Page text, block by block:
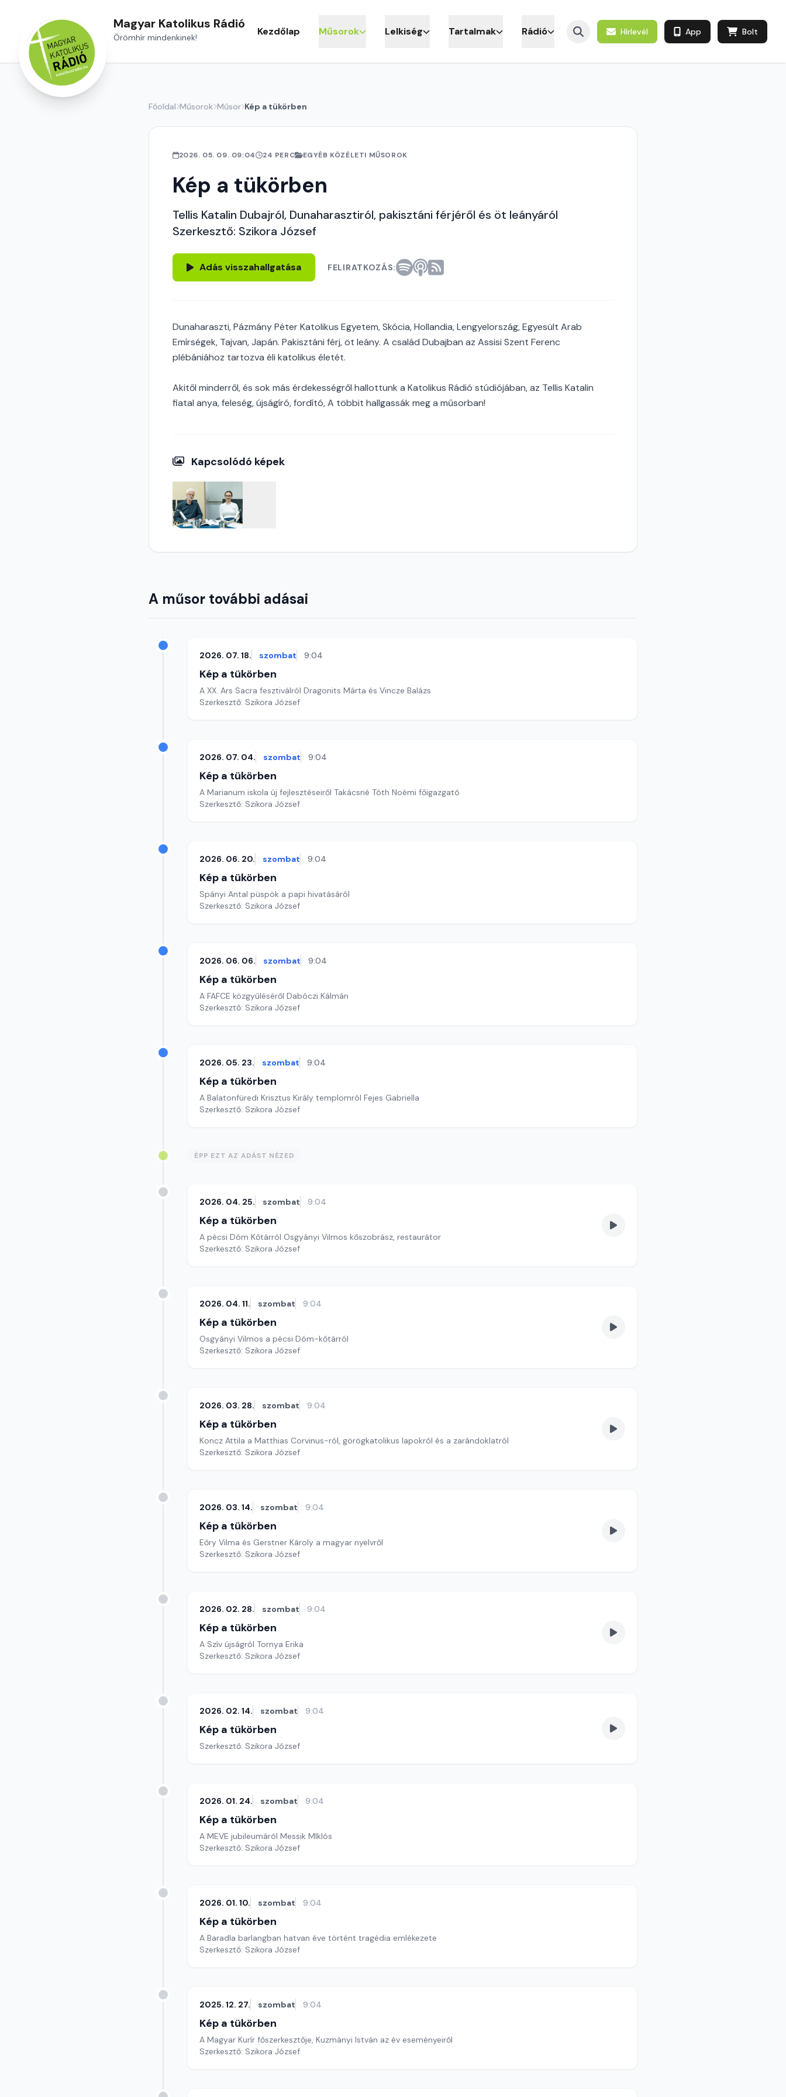
Magyar Katolikus Rádió
Örömhír mindenkinek! Kezdőlap Műsorok Lelkiség Tartalmak Rádió Hírlevél App Bolt
Főoldal Műsorok Műsor Kép a tükörben
2026. 05. 09. 09:04 24 PERC EGYÉB KÖZÉLETI MŰSOROK
Kép a tükörben
Tellis Katalin Dubajról, Dunaharasztiról, pakisztáni férjéről és öt leányáról
Szerkesztő: Szikora József
Adás visszahallgatása FELIRATKOZÁS:
Dunaharaszti, Pázmány Péter Katolikus Egyetem, Skócia, Hollandia, Lengyelország, Egyesült Arab
Emírségek, Tajvan, Japán. Pakisztáni férj, öt leány. A család Dubajban az Assisi Szent Ferenc
plébániához tartozva éli katolikus életét.
Akitől minderről, és sok más érdekességről hallottunk a Katolikus Rádió stúdiójában, az Tellis Katalin
fiatal anya, feleség, újságíró, fordító, A többit hallgassák meg a műsorban!
Kapcsolódó képek
A műsor további adásai
2026. 07. 18. szombat 9:04
Kép a tükörben
A XX. Ars Sacra fesztiválról Dragonits Márta és Vincze Balázs
Szerkesztő: Szikora József
2026. 07. 04. szombat 9:04
Kép a tükörben
A Marianum iskola új fejlesztéseiről Takácsné Tóth Noémi főigazgató
Szerkesztő: Szikora József
2026. 06. 20. szombat 9:04
Kép a tükörben
Spányi Antal püspök a papi hivatásáról
Szerkesztő: Szikora József
2026. 06. 06. szombat 9:04
Kép a tükörben
A FAFCE közgyűléséről Dabóczi Kálmán
Szerkesztő: Szikora József
2026. 05. 23. szombat 9:04
Kép a tükörben
A Balatonfüredi Krisztus Király templomról Fejes Gabriella
Szerkesztő: Szikora József
ÉPP EZT AZ ADÁST NÉZED
2026. 04. 25. szombat 9:04
Kép a tükörben
A pécsi Dóm Kőtárról Osgyányi Vilmos kőszobrász, restaurátor
Szerkesztő: Szikora József
2026. 04. 11. szombat 9:04
Kép a tükörben
Osgyányi Vilmos a pécsi Dóm-kőtárról
Szerkesztő: Szikora József
2026. 03. 28. szombat 9:04
Kép a tükörben
Koncz Attila a Matthias Corvinus-ról, görögkatolikus lapokról és a zarándoklatról
Szerkesztő: Szikora József
2026. 03. 14. szombat 9:04
Kép a tükörben
Eőry Vilma és Gerstner Károly a magyar nyelvről
Szerkesztő: Szikora József
2026. 02. 28. szombat 9:04
Kép a tükörben
A Szív újságról Tornya Erika
Szerkesztő: Szikora József
2026. 02. 14. szombat 9:04
Kép a tükörben
Szerkesztő: Szikora József
2026. 01. 24. szombat 9:04
Kép a tükörben
A MEVE jubileumáról Messik MIklós
Szerkesztő: Szikora József
2026. 01. 10. szombat 9:04
Kép a tükörben
A Baradla barlangban hatvan éve történt tragédia emlékezete
Szerkesztő: Szikora József
2025. 12. 27. szombat 9:04
Kép a tükörben
A Magyar Kurír főszerkesztője, Kuzmányi István az év eseményeiről
Szerkesztő: Szikora József